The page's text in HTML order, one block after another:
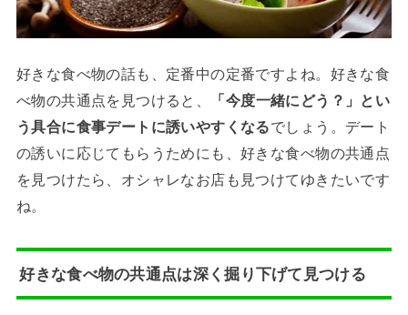
好きな食べ物の話も、定番中の定番ですよね。好きな食
べ物の共通点を見つけると、
「今度一緒にどう？」とい
う具合に食事デートに誘いやすくなるでしょう。デート
の誘いに応じてもらうためにも、好きな食べ物の共通点
を見つけたら、オシャレなお店も見つけてゆきたいです
ね。
好きな食べ物の共通点は深く掘り下げて見つける